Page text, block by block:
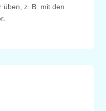
üben, z. B. mit den